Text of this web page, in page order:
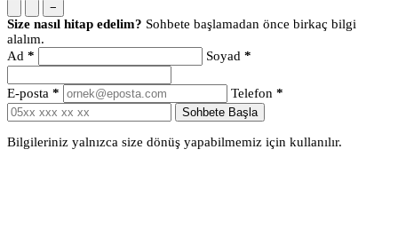
−
Size nasıl hitap edelim? Sohbete başlamadan önce birkaç bilgi
alalım.
Ad * Soyad *
E-posta * Telefon *
Sohbete Başla
Bilgileriniz yalnızca size dönüş yapabilmemiz için kullanılır.